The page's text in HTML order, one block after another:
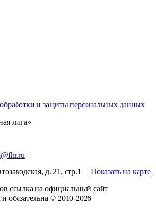
и защиты персональных данных
лига»
д. 21, стр.1 Показать на карте
ссылка на официальный сайт
обязательна © 2010-2026